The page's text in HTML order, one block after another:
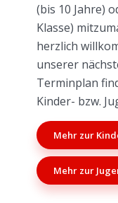
(bis 10 Jahre)
Klasse)
herzlich
unserer
Terminplan
Kinder- bzw.
Mehr zur
Mehr zur